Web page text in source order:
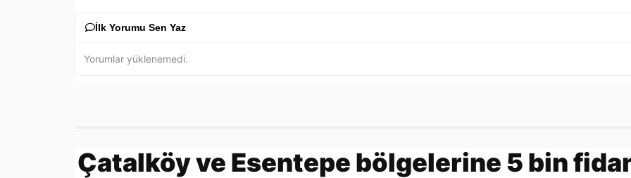
İlk Yorumu Sen Yaz
Yorumlar yüklenemedi.
Çatalköy ve Esentepe bölgelerine 5 bin